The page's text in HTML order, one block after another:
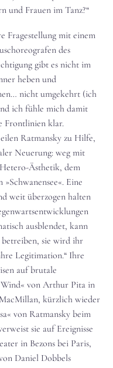
und Frauen im Tanz?“
Fragestellung mit einem
des
gibt es nicht im
heben und
nicht umgekehrt (ich
ich fühle mich damit
Frontlinien klar.
Ratmansky zu Hilfe,
Neuerung: weg mit
Ästhetik, dem
Eine
weit überzogen halten
ausblendet, kann
betreiben, sie wird ihr
Legitimation.“ Ihre
auf brutale
Wind« von Arthur Pita in
kürzlich wieder
von Ratmansky beim
sie auf Ereignisse
in Bezons bei Paris,
Daniel Dobbels